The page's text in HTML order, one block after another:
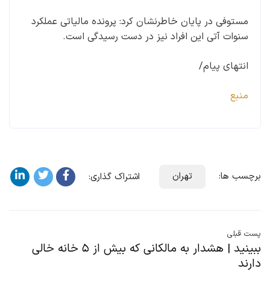
مستوفی در پایان خاطرنشان کرد: پرونده مالیاتی عملکرد
سنوات آتی این افراد نیز در دست رسیدگی است.
انتهای پیام/
منبع
برچسب ها: تهران اشتراک گذاری:
پست قبلی
ببینید | هشدار به مالکانی که بیش از ۵ خانه خالی
دارند